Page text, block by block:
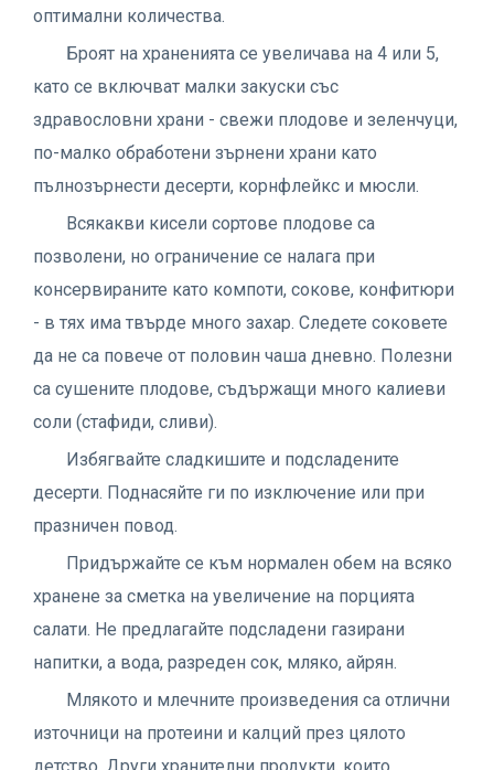
оптимални количества.
Броят на храненията се увеличава на 4 или 5,
като се включват малки закуски със
здравословни храни - свежи плодове и зеленчуци,
по-малко обработени зърнени храни като
пълнозърнести десерти, корнфлейкс и мюсли.
Всякакви кисели сортове плодове са
позволени, но ограничение се налага при
консервираните като компоти, сокове, конфитюри
- в тях има твърде много захар. Следете соковете
да не са повече от половин чаша дневно. Полезни
са сушените плодове, съдържащи много калиеви
соли (стафиди, сливи).
Избягвайте сладкишите и подсладените
десерти. Поднасяйте ги по изключение или при
празничен повод.
Придържайте се към нормален обем на всяко
хранене за сметка на увеличение на порцията
салати. Не предлагайте подсладени газирани
напитки, а вода, разреден сок, мляко, айрян.
Млякото и млечните произведения са отлични
източници на протеини и калций през цялото